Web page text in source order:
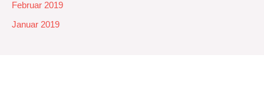
Februar 2019
Januar 2019